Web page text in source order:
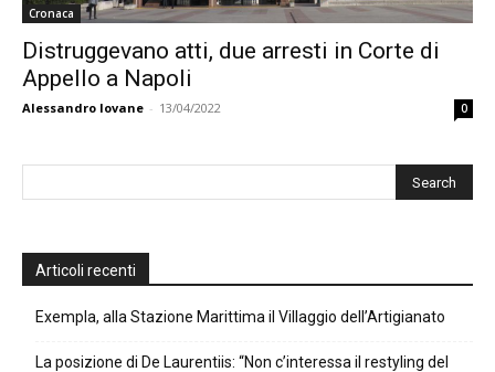
Cronaca
Distruggevano atti, due arresti in Corte di
Appello a Napoli
Alessandro Iovane - 13/04/2022 0
Articoli recenti
Exempla, alla Stazione Marittima il Villaggio dell’Artigianato
La posizione di De Laurentiis: “Non c’interessa il restyling del